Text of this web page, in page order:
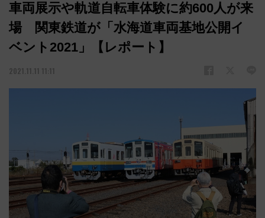
車両展示や軌道自転車体験に約600人が来
場 関東鉄道が「水海道車両基地公開イ
ベント2021」【レポート】
2021.11.11 11:11